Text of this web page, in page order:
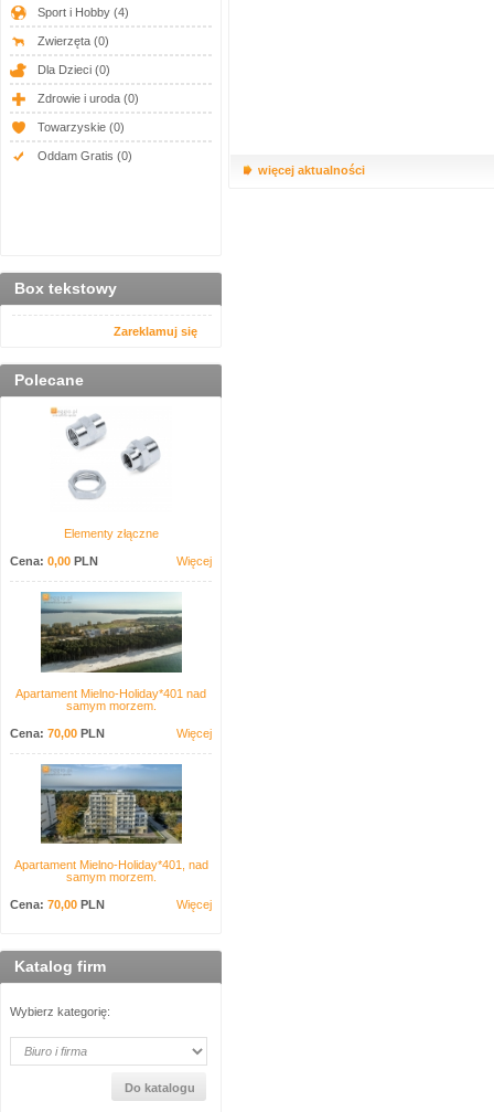
Sport i Hobby (4)
Zwierzęta (0)
Dla Dzieci (0)
Zdrowie i uroda (0)
Towarzyskie (0)
Oddam Gratis (0)
Box tekstowy
Zareklamuj się
Polecane
Elementy złączne
Cena: 0,00 PLN Więcej
Apartament Mielno-Holiday*401 nad
samym morzem.
Cena: 70,00 PLN Więcej
Apartament Mielno-Holiday*401, nad
samym morzem.
Cena: 70,00 PLN Więcej
Katalog firm
Wybierz kategorię:
więcej aktualności